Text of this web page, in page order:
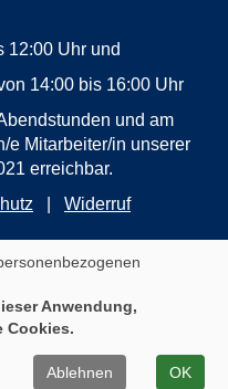
12:00 Uhr und
14:00 bis 16:00 Uhr
und am
e Mitarbeiter/in unserer
erreichbar.
Widerruf
Anwendung,
Cookies.
Ablehnen OK